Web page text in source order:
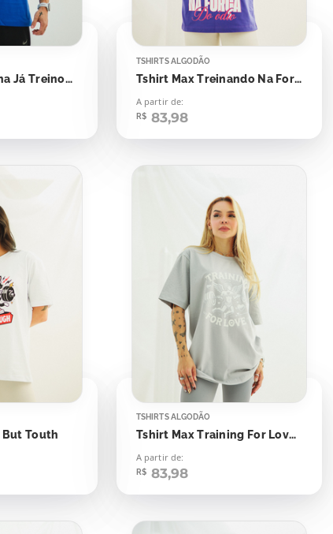
Regata Masculina Já Treinou Velhinho
TSHIRTS ALGODÃO
Tshirt Max Treinando Na Força do Ódio
A partir de:
R$ 83,98
But Touth
TSHIRTS ALGODÃO
Tshirt Max Training For Love Anjo Halter
A partir de:
R$ 83,98